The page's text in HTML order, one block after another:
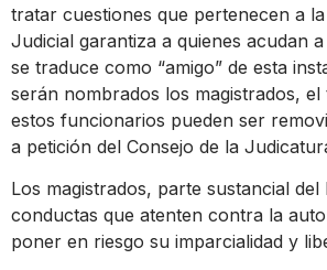
tratar cuestiones que pertenecen a
Judicial garantiza a quienes acudan
se traduce como “amigo” de esta
serán nombrados los magistrados,
estos funcionarios pueden ser
a petición del Consejo de la
Los magistrados, parte sustancial
conductas que atenten contra la
poner en riesgo su imparcialidad y